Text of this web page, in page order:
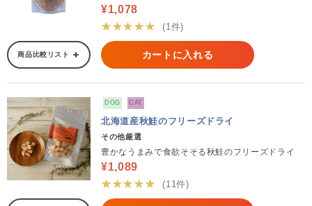
¥1,078
★★★★★
(1件)
商品比較リスト カートに入れる
DOG CAT
北海道産秋鮭のフリーズドライ
その他厳選
豊かなうまみで食欲そそる秋鮭のフリーズドライ
¥1,089
★★★★★
(11件)